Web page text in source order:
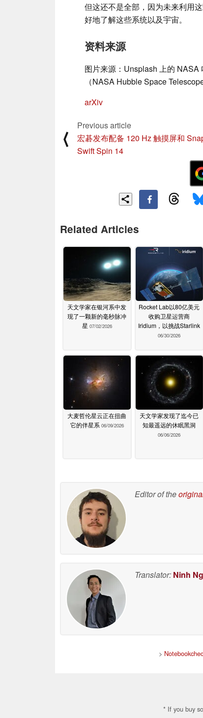
但这还不是全部，因为未来利用
好地了解这些系统以及宇宙。
资料来源
图片来源：Unsplash 上的
（NASA Hubble Space
arXiv
⟨
Previous article
宏碁发布配备 120 Hz 触摸屏和
Swift Spin 14
Related Articles
天文学家在银河系中发
现了一颗新的毫秒脉冲
星 07/02/2026
Rocket Lab以80亿美元
收购卫星运营商
Iridium，以挑战Starlink
06/30/2026
大麦哲伦星云正在扭曲
它的伴星系 06/09/2026
天文学家发现了迄今已
知最遥远的休眠黑洞
06/06/2026
Editor of the
Translator: Ninh
>
* If you buy